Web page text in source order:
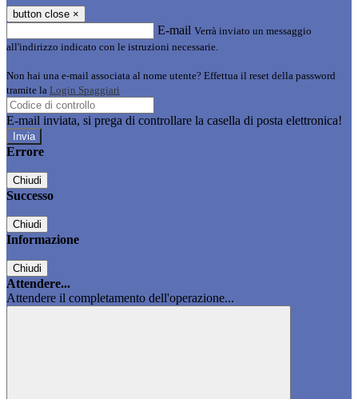
button close ×
E-mail Verrà inviato un messaggio
all'indirizzo indicato con le istruzioni necessarie.
Non hai una e-mail associata al nome utente? Effettua il reset della password
tramite la Login Spaggiari
E-mail inviata, si prega di controllare la casella di posta elettronica!
Errore
Chiudi
Successo
Chiudi
Informazione
Chiudi
Attendere...
Attendere il completamento dell'operazione...